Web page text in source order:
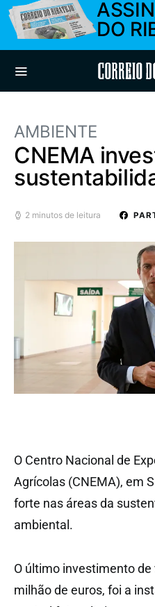
DO
Correio
AMBIENTE
CNEMA
2 minutos de leitura
O Centro Nacional de
Agrícolas (CNEMA), em
forte nas áreas da
ambiental.
O último investimento
milhão de euros, foi a